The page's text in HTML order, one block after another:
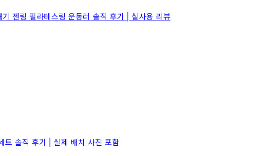
젠링 필라테스링 운동러 솔직 후기 | 실사용 리뷰
트 솔직 후기 | 실제 배치 사진 포함